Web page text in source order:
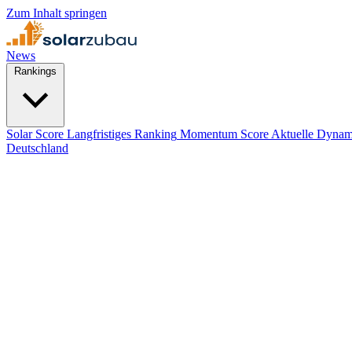
Zum Inhalt springen
News
Solar Score Langfristiges Ranking Momentum Score Aktuelle
Deutschland